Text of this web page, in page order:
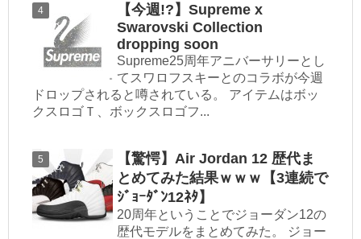
【今週!?】Supreme x
Swarovski Collection
dropping soon
Supreme25周年アニバーサリーとし
てスワロフスキーとのコラボが今週
ドロップされると噂されている。 アイテムはボッ
クスロゴＴ、ボックスロゴフ...
【驚愕】Air Jordan 12 歴代ま
とめてみた結果ｗｗｗ【3連続で
ｼﾞｮｰﾀﾞﾝ12ﾈﾀ】
20周年ということでジョーダン12の
歴代モデルをまとめてみた。 ジョー